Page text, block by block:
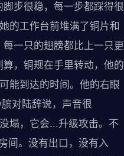
步很稳，每一步都踩得很
的工作台前堆满了铜片和
一只的翅膀都比上一只更
，铜规在手里转动，他的
能到达的时间。他的右眼
对陆辞说，声音很
塌，它会...升级攻击。不
间。没有出口，没有入